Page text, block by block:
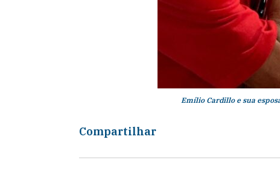
Emílio Cardillo e sua
Compartilhar